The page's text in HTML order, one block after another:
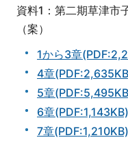
資料1：第二期草津市
（案）
1から3章
4章
5章
6章(PDF:1,143KB)
7章(PDF:1,210KB)